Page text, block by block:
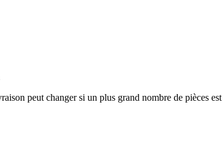
peut changer si un plus grand nombre de pièces est